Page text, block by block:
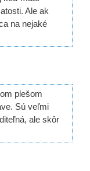
Ale ak
na nejaké
plešom
Sú veľmi
ale skôr